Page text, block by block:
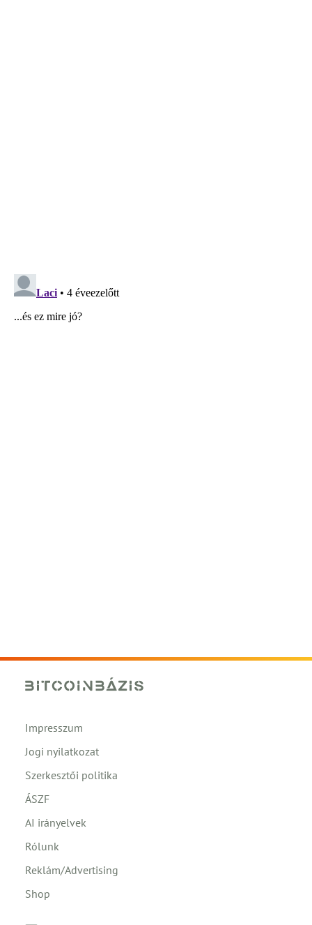
Impresszum
Jogi nyilatkozat
Szerkesztői politika
ÁSZF
AI irányelvek
Rólunk
Reklám/Advertising
Shop